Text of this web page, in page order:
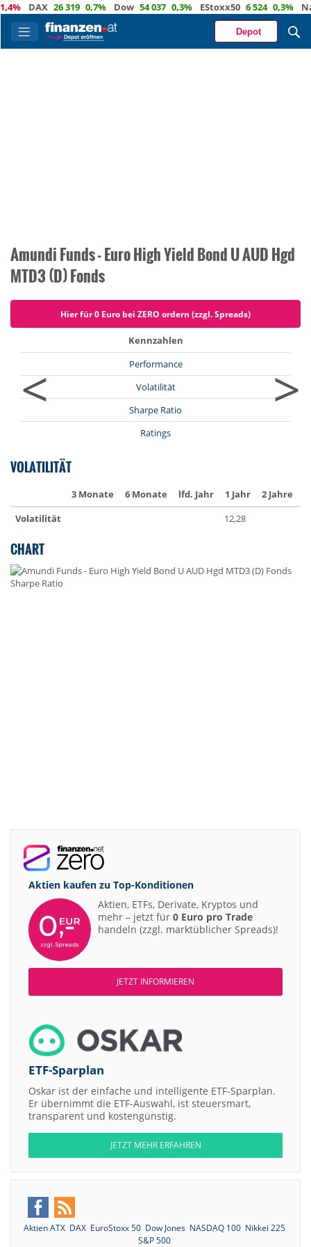
DAX 26 319 0,7% Dow 54 037 0,3% EStoxx50 6 524 0,3%
Depot
Amundi Funds - Euro High Yield Bond U AUD Hgd
MTD3 (D) Fonds
Hier für 0 Euro bei ZERO ordern (zzgl. Spreads)
<
Kennzahlen
Performance
Volatilität
Sharpe Ratio
Ratings
>
VOLATILITÄT
3 Monate 6 Monate lfd. Jahr 1 Jahr 2 Jahre
Volatilität
12,28
CHART
Aktien kaufen zu Top-Konditionen
Aktien, ETFs, Derivate, Kryptos und
mehr – jetzt für 0 Euro pro Trade
handeln (zzgl. marktüblicher Spreads)!
JETZT INFORMIEREN
ETF-Sparplan
Oskar ist der einfache und intelligente ETF-Sparplan.
Er übernimmt die ETF-Auswahl, ist steuersmart,
transparent und kostengünstig.
JETZT MEHR ERFAHREN
Aktien ATX DAX EuroStoxx 50 Dow Jones NASDAQ 100 Nikkei 225
S&P 500